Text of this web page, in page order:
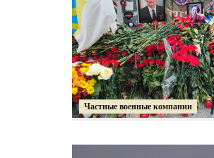
Частные военные компании